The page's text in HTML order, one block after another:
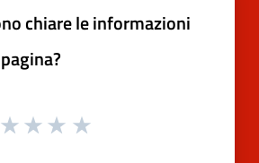
chiare le informazioni